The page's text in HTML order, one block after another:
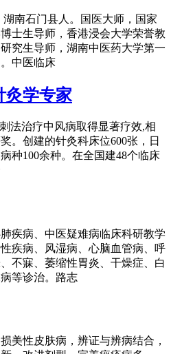
南石门县人。国医大师，国家
士生导师，香港浸会大学荣誉教
究生导师，湖南中医药大学第一
中医临床
灸学专家
法治疗中风病取得显著疗效,相
。创建的针灸科床位600张，日
种100余种。在全国建48个临床
疾病、中医疑难病临床科研教学
疾病、风湿病、心脑血管病、呼
不寐、萎缩性胃炎、干燥症、白
等诊治。路志
美性皮肤病，辨证与辨病结合，